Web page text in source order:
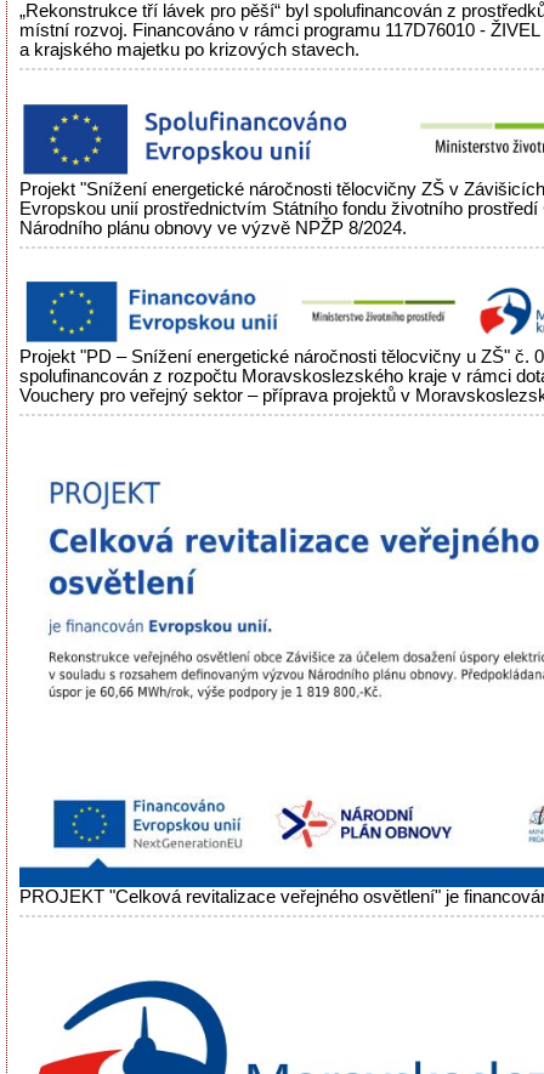
„Rekonstrukce tří lávek pro pěší“ byl spolufinancován z
místní rozvoj. Financováno v rámci programu 117D76010 -
a krajského majetku po krizových stavech.
Projekt "Snížení energetické náročnosti tělocvičny ZŠ v
Evropskou unií prostřednictvím Státního fondu životního
Národního plánu obnovy ve výzvě NPŽP 8/2024.
Projekt "PD – Snížení energetické náročnosti tělocvičny u ZŠ" č.
spolufinancován z rozpočtu Moravskoslezského kraje v rámci
Vouchery pro veřejný sektor – příprava projektů v
PROJEKT "Celková revitalizace veřejného osvětlení" je